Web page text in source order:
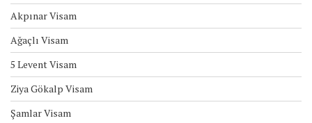
Akpınar Visam
Ağaçlı Visam
5 Levent Visam
Ziya Gökalp Visam
Şamlar Visam